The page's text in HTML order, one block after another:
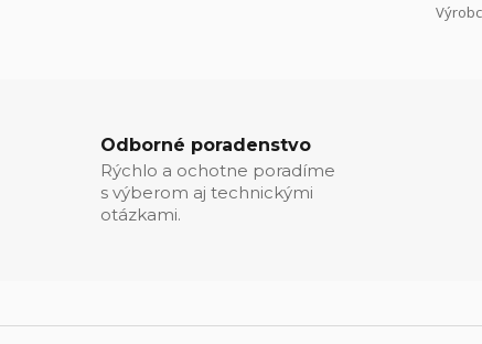
Odborné poradenstvo
Rýchlo a ochotne poradíme
s výberom aj technickými
otázkami.